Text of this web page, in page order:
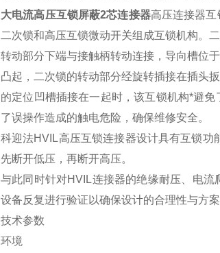
大电流高压互锁屏蔽2芯连接器高压连接器
二次锁和高压互锁微动开关组成互锁机构。
转动部分下端与接触柄转动连接，导向槽位
凸起，二次锁的转动部分经旋转插接在插头
的定位凹槽插接在一起时，该互锁机构*避
了误操作造成的触电危险，确保维修安全。
科迎法HVIL高压互锁连接器设计具有互锁功
先断开低压，再断开高压。
与此同时针对HVIL连接器的绝缘耐压、电
设备反复进行验证以确保设计的合理性与方案
技术参数
环境